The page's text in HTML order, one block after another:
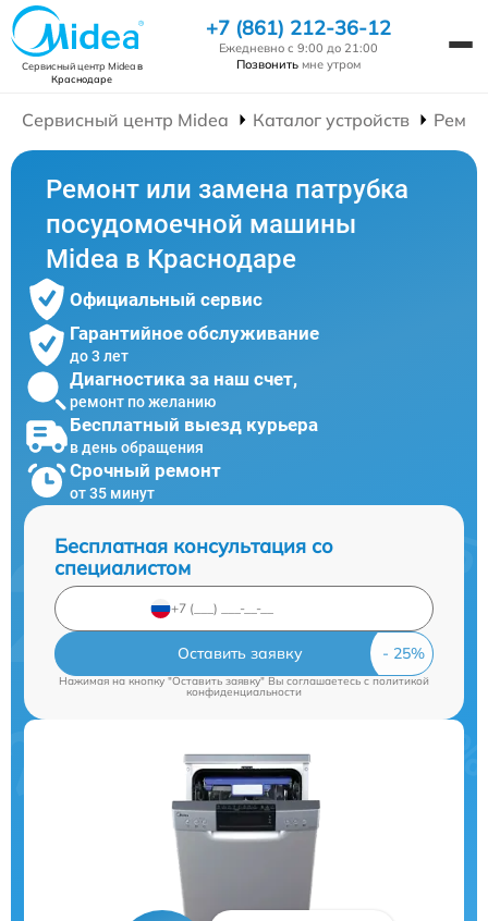
Сервисный центр Mideaв
Краснодаре
+7 (861) 212-36-12
Ежедневно с 9:00 до 21:00
Позвонить мне утром
Сервисный центр Midea Каталог устройств
Ремонт или замена патрубка
посудомоечной машины
Midea в Краснодаре
Официальный сервис
Гарантийное обслуживание
до 3 лет
Диагностика за наш счет,
ремонт по желанию
Бесплатный выезд курьера
в день обращения
Срочный ремонт
от 35 минут
Бесплатная консультация со
специалистом
Оставить заявку
Нажимая на кнопку "Оставить заявку" Вы соглашаетесь cполитикой
конфиденциальности